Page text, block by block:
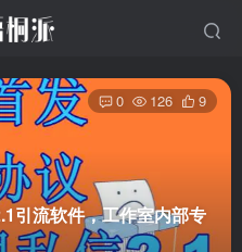
引流软件，工作室内部专
0 126 9